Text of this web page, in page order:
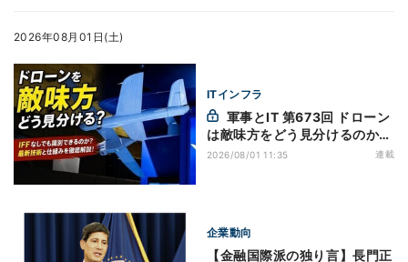
2026年08月01日(土)
ITインフラ
は敵味方をどう見分けるのか|
戦闘識別(10)
2026/08/01 11:35 連載
企業動向
【金融国際派の独り言】長門正